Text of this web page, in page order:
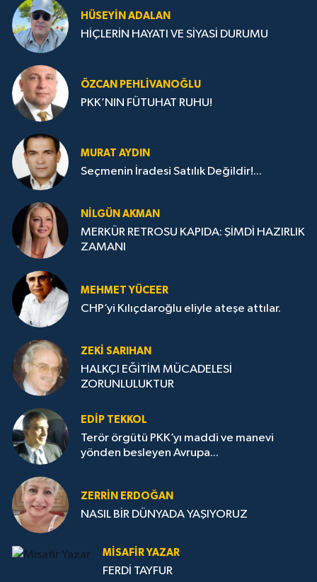
HÜSEYIN ADALAN
HİÇLERİN HAYATI VE SİYASİ DURUMU
ÖZCAN PEHLIVANOĞLU
PKK’NIN FÜTUHAT RUHU!
MURAT AYDIN
Seçmenin İradesi Satılık Değildir!...
NILGÜN AKMAN
MERKÜR RETROSU KAPIDA: ŞİMDİ HAZIRLIK
ZAMANI
MEHMET YÜCEER
CHP’yi Kılıçdaroğlu eliyle ateşe attılar.
ZEKI SARIHAN
HALKÇI EĞİTİM MÜCADELESİ
ZORUNLULUKTUR
EDIP TEKKOL
Terör örgütü PKK’yı maddi ve manevi
yönden besleyen Avrupa...
ZERRIN ERDOĞAN
NASIL BİR DÜNYADA YAŞIYORUZ
MISAFIR YAZAR
FERDİ TAYFUR